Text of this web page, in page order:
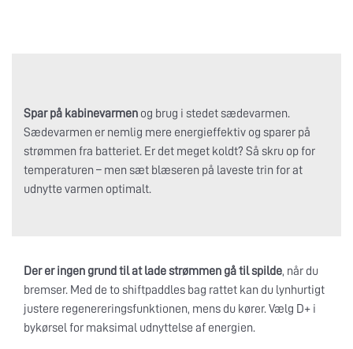
Spar på kabinevarmen og brug i stedet sædevarmen.
Sædevarmen er nemlig mere energieffektiv og sparer på
strømmen fra batteriet. Er det meget koldt? Så skru op for
temperaturen – men sæt blæseren på laveste trin for at
udnytte varmen optimalt.
Der er ingen grund til at lade strømmen gå til spilde, når du
bremser. Med de to shiftpaddles bag rattet kan du lynhurtigt
justere regenereringsfunktionen, mens du kører. Vælg D+ i
bykørsel for maksimal udnyttelse af energien.